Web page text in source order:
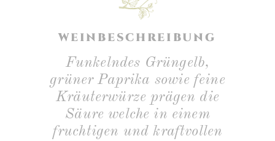
WEINBESCHREIBUNG
Funkelndes Grüngelb,
grüner Paprika sowie feine
Kräuterwürze prägen die
Säure welche in einem
fruchtigen und kraftvollen